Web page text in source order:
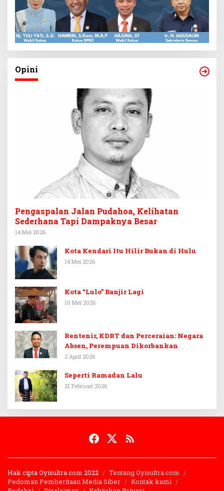
Opini
Pengaspalan Jalan Pudahoa, Kelihatan
Sederhana Tapi Dampaknya Besar
14 Mei 2026
Kota Kendari Itu Hilir Bukan di Hulu
14 Mei 2026
Kota “Lulo” Banjir Lagi
10 Mei 2026
Rentenir, KDRT dan Perceraian: Negara
Absen, Perempuan Dikorbankan
2 April 2026
Seperti Ramadan Lalu
21 Februari 2026
Hak cipta Oyisultra.com 2022
Tentang Oyisultra.com
Pedoman Pemberitaan Media Siber
Kontak kami